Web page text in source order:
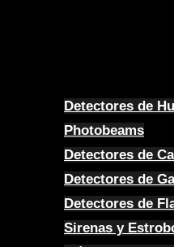
Detectores de
Photobeams
Detectores de
Detectores de
Detectores de
Sirenas y